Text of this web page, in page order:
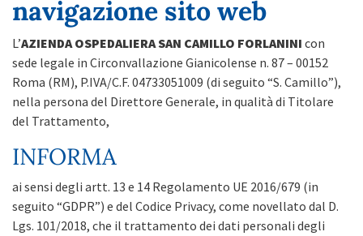
navigazione sito web
L’AZIENDA OSPEDALIERA SAN CAMILLO FORLANINI con
sede legale in Circonvallazione Gianicolense n. 87 – 00152
Roma (RM), P.IVA/C.F. 04733051009 (di seguito “S. Camillo”),
nella persona del Direttore Generale, in qualità di Titolare
del Trattamento,
INFORMA
ai sensi degli artt. 13 e 14 Regolamento UE 2016/679 (in
seguito “GDPR”) e del Codice Privacy, come novellato dal D.
Lgs. 101/2018, che il trattamento dei dati personali degli